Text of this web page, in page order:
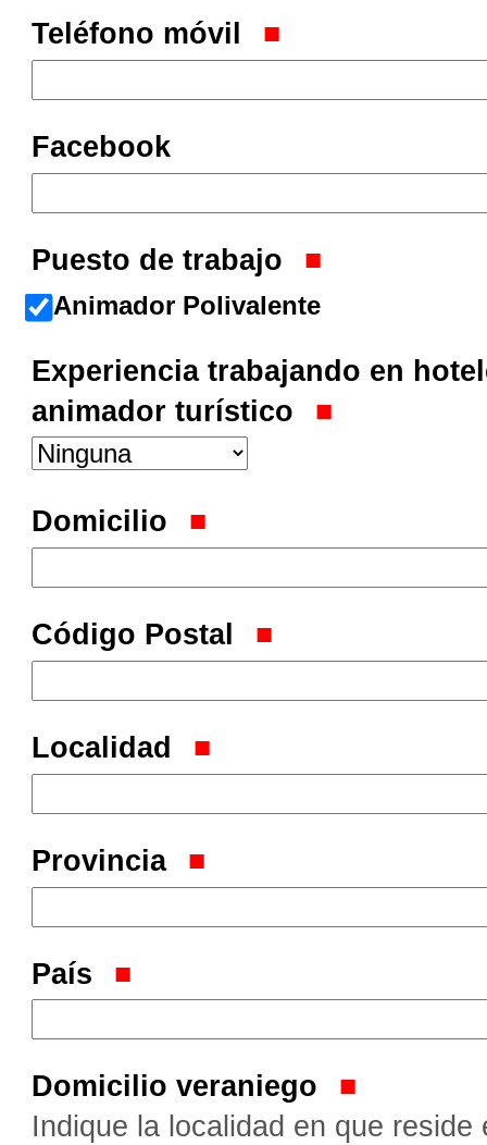
Teléfono móvil
Facebook
Puesto de trabajo
Animador Polivalente
Experiencia trabajando en
animador turístico
Domicilio
Código Postal
Localidad
Provincia
País
Domicilio veraniego
Indique la localidad en que reside